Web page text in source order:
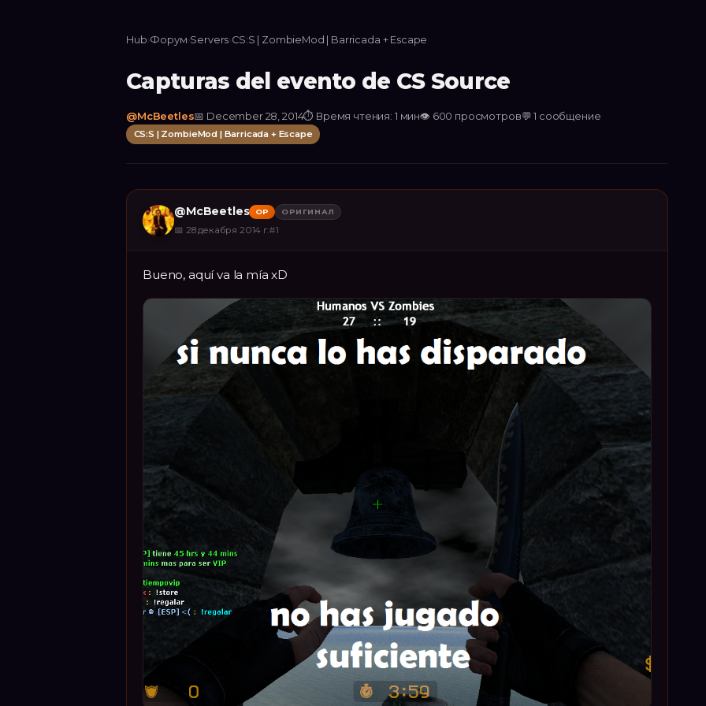
Hub›Форум›Servers›CS:S | ZombieMod | Barricada + Escape
Capturas del evento de CS Source
@McBeetles📅 December 28, 2014⏱ Время чтения: 1 мин👁 600 просмотров💬1 сообщение
CS:S | ZombieMod | Barricada + Escape
@McBeetles OP ОРИГИНАЛ
📅 28 декабря 2014 г.#1
Bueno, aquí va la mía xD